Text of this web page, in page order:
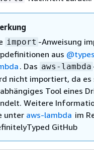
import -Anweisung
aus
. Das aws-lambda
nicht importiert, da es
Tool eines
Weitere
unter aws-lambda im
GitHub